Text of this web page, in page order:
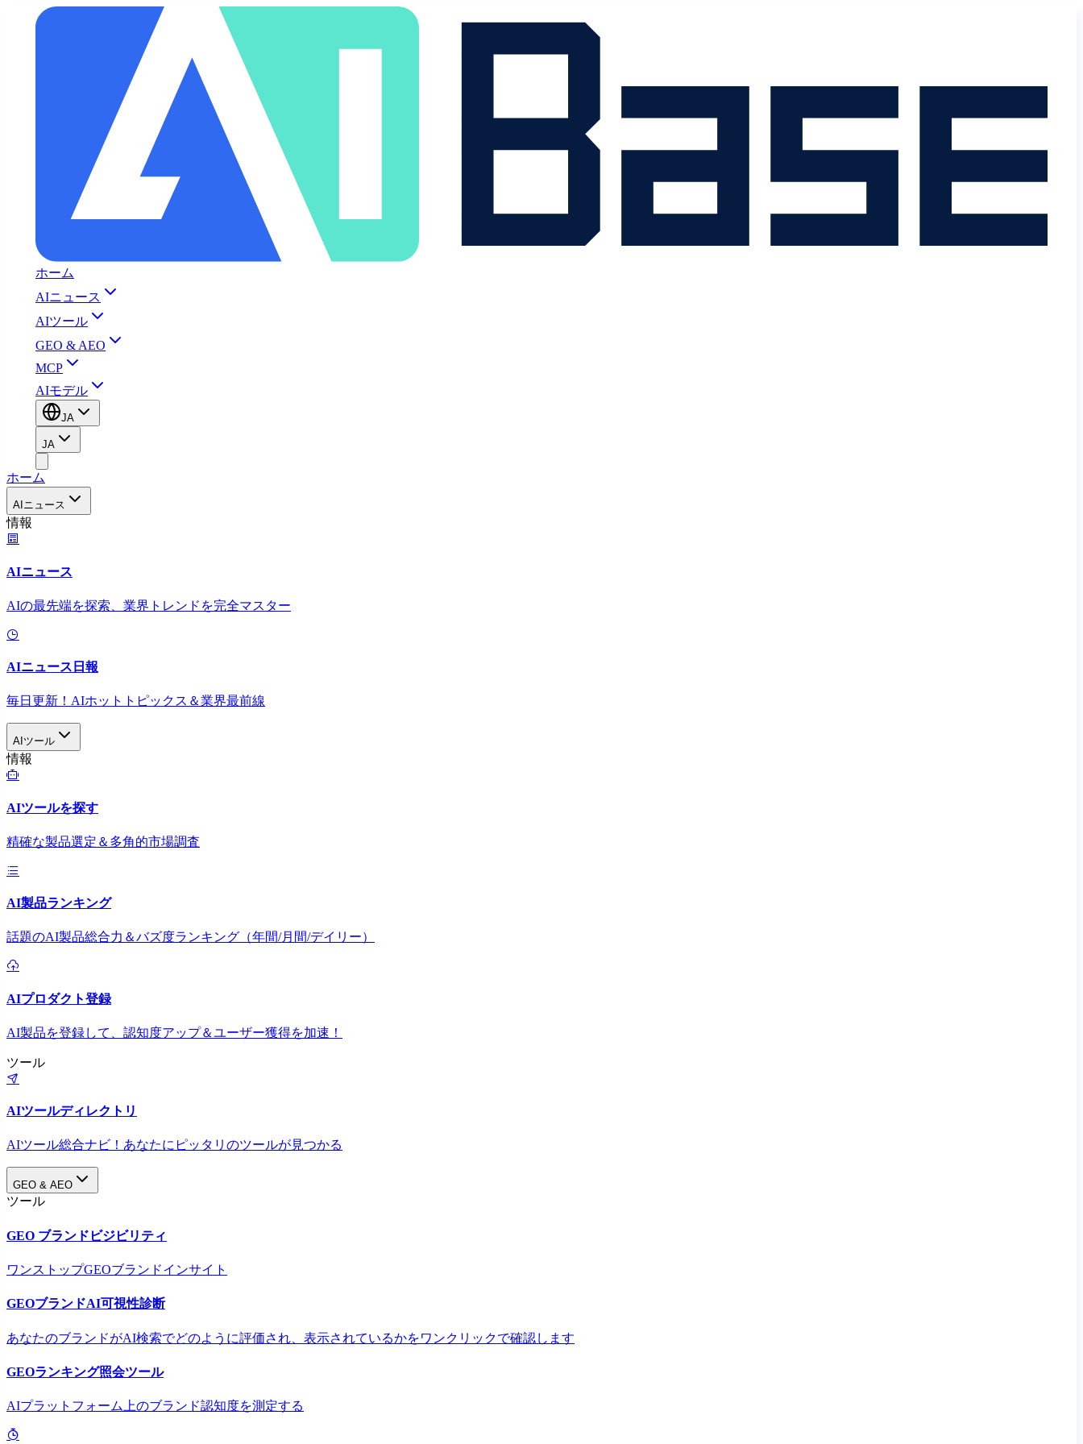
ホーム
AIニュース
AIツール
GEO & AEO
MCP
AIモデル
JA
JA
ホーム
AIニュース
情報
AIニュース
AIの最先端を探索、業界トレンドを完全マスター
AIニュース日報
毎日更新！AIホットトピックス＆業界最前線
AIツール
情報
AIツールを探す
精確な製品選定＆多角的市場調査
AI製品ランキング
話題のAI製品総合力＆バズ度ランキング（年間/月間/デイリー）
AIプロダクト登録
AI製品を登録して、認知度アップ＆ユーザー獲得を加速！
ツール
AIツールディレクトリ
AIツール総合ナビ！あなたにピッタリのツールが見つかる
GEO & AEO
ツール
GEO ブランドビジビリティ
ワンストップGEOブランドインサイト
GEOブランドAI可視性診断
あなたのブランドがAI検索でどのように評価され、表示されているかをワンクリックで確認します
GEOランキング照会ツール
AIプラットフォーム上のブランド認知度を測定する